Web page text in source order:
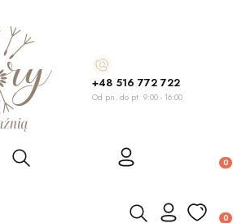
+48 516 772 722
Od pn. do pt. 9:00 - 16:00
Otwórz wyszukiwarkę
Otwórz wyszukiwarkę